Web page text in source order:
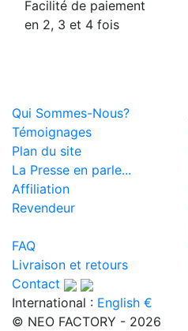
Facilité de paiement
en 2, 3 et 4 fois
Qui Sommes-Nous?
Témoignages
Plan du site
La Presse en parle...
Affiliation
Revendeur
FAQ
Livraison et retours
Contact
International : English €
© NEO FACTORY - 2026